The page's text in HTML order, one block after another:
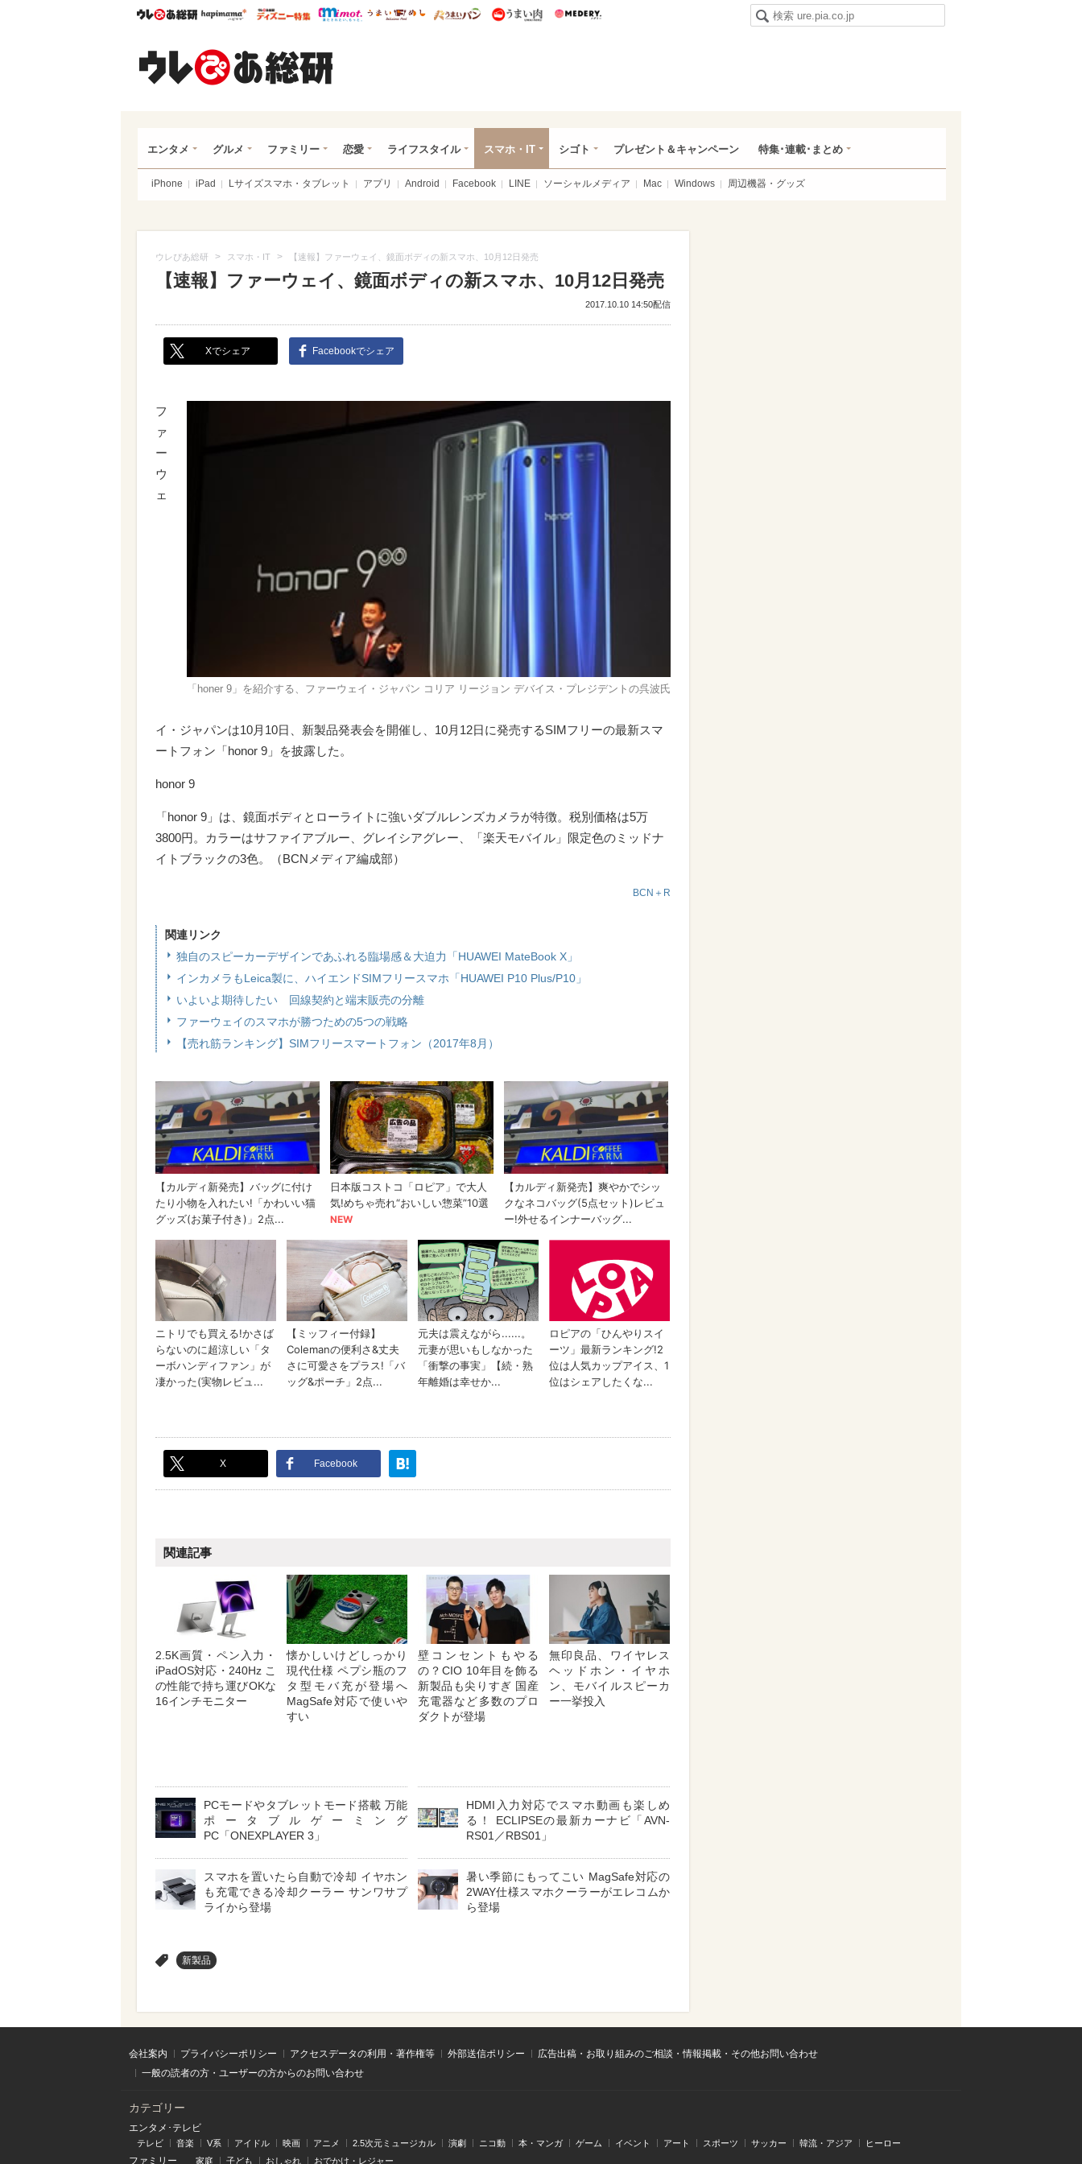
ウレぴあ総研ハピママ* ウレぴあ総研 ディズニー特集
mimot. うまいめし うまいパン うまい肉
エンタメ グルメ ファミリー 恋愛 ライフスタイル スマホ・IT シゴト プレゼント＆キャンペーン 特集･連載･まとめ
iPhone iPad Lサイズスマホ・タブレット アプリ Android Facebook LINE ソーシャルメディア Mac Windows 周辺機器・グッズ
ウレぴあ総研 > スマホ・IT > 【速報】ファーウェイ、鏡面ボディの新スマホ、10月12日発売
【速報】ファーウェイ、鏡面ボディの新スマホ、10月12日発売
2017.10.10 14:50配信
Xでシェア Facebookでシェア
「honer 9」を紹介する、ファーウェイ・ジャパン コリア リージョン デバイス・プレジデントの呉波氏
フ
ァ
ー
ウ
ェ
イ・ジャパンは10月10日、新製品発表会を開催し、10月12日に発売するSIMフリーの最新スマ
ートフォン「honor 9」を披露した。
honor 9
「honor 9」は、鏡面ボディとローライトに強いダブルレンズカメラが特徴。税別価格は5万
3800円。カラーはサファイアブルー、グレイシアグレー、「楽天モバイル」限定色のミッドナ
イトブラックの3色。（BCNメディア編成部）
BCN＋R
関連リンク
独自のスピーカーデザインであふれる臨場感＆大迫力「HUAWEI MateBook X」
インカメラもLeica製に、ハイエンドSIMフリースマホ「HUAWEI P10 Plus/P10」
いよいよ期待したい 回線契約と端末販売の分離
ファーウェイのスマホが勝つための5つの戦略
【売れ筋ランキング】SIMフリースマートフォン（2017年8月）
X Facebook
関連記事
2.5K画質・ペン入力・
iPadOS対応・240Hz こ
の性能で持ち運びOKな
16インチモニター
懐かしいけどしっかり
現代仕様 ペプシ瓶のフ
タ型モバ充が登場へ
MagSafe対応で使いや
すい
壁コンセントもやる
の？CIO 10年目を飾る
新製品も尖りすぎ 国産
充電器など多数のプロ
ダクトが登場
無印良品、ワイヤレス
ヘッドホン・イヤホ
ン、モバイルスピーカ
ー一挙投入
PCモードやタブレットモード搭載 万能
ポータブルゲーミング
PC「ONEXPLAYER 3」
HDMI入力対応でスマホ動画も楽しめ
る！ ECLIPSEの最新カーナビ「AVN-
RS01／RBS01」
スマホを置いたら自動で冷却 イヤホン
も充電できる冷却クーラー サンワサプ
ライから登場
暑い季節にもってこい MagSafe対応の
2WAY仕様スマホクーラーがエレコムか
ら登場
新製品
会社案内 プライバシーポリシー アクセスデータの利用・著作権等 外部送信ポリシー
広告出稿・お取り組みのご相談・情報掲載・その他お問い合わせ
一般の読者の方・ユーザーの方からのお問い合わせ
カテゴリー
エンタメ･テレビ
テレビ 音楽 V系 アイドル 映画 アニメ 2.5次元ミュージカル 演劇 ニコ動 本・マンガ ゲーム イベント アート スポーツ サッカー 韓流・アジア ヒーロー
ファミリー 家庭 子ども おしゃれ おでかけ・レジャー